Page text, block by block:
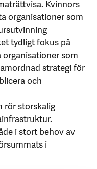
Kvinnors
organisationer som
tydligt fokus på
som
strategi för
och
rör storskalig
i stort behov av
i